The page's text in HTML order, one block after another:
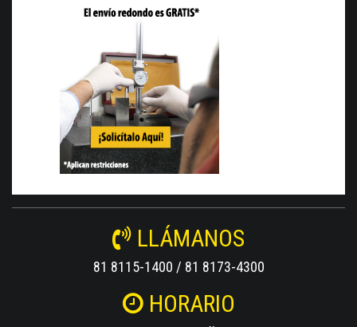
LLÁMANOS
81 8115-1400 / 81 8173-4300
HORARIO